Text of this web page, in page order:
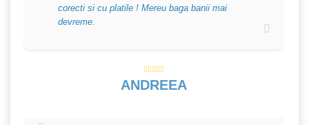
corecti si cu platile ! Mereu baga banii mai
devreme.
ANDREEA